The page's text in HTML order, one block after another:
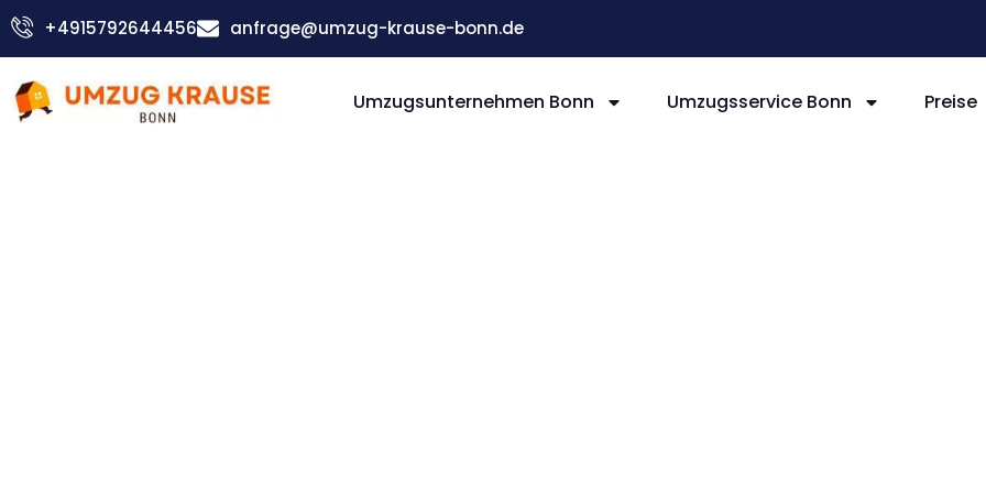
Zum
Inhalt
+4915792644456 anfrage@umzug-krause-bonn.de
Umzugsunternehmen Bonn Umzugsservice Bonn Preise